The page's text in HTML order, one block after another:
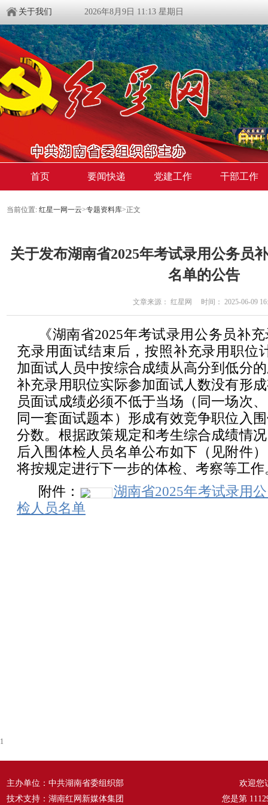
关于我们 2026年8月9日 11:13 星期日
首页 要闻快递 党建工作 干部工作
当前位置: 红星一网一云>专题资料库>正文
关于发布湖南省2025年考试录用公务员
名单的公告
文章来源： 红星网 时间： 2025-06-09
《湖南省2025年考试录用公务员补
充录用面试结束后，按照补充录用职位
加面试人员中按综合成绩从高分到低分
补充录用职位实际参加面试人数没有形
员面试成绩必须不低于当场（同一场次
同一套面试题本）形成有效竞争职位入
分数。根据政策规定和考生综合成绩情
后入围体检人员名单公布如下（见附件
将按规定进行下一步的体检、考察等工作
附件：
湖南省2025年考试录用
检人员名单
1
主办单位：中共湖南省委组织部
技术支持：湖南红网新媒体集团
欢迎您
您是第